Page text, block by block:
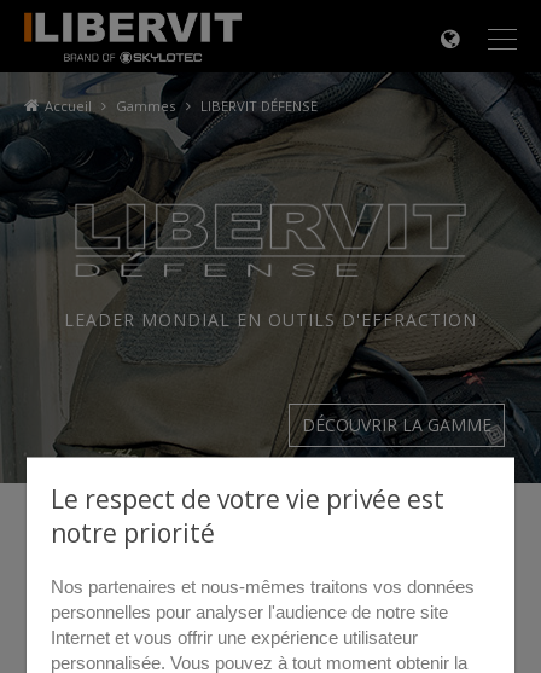
LEADER MONDIAL EN OUTILS D'EFFRACTION
DÉCOUVRIR LA GAMME
Accueil Gammes LIBERVIT DÉFENSE ×
Le respect de votre vie privée est
notre priorité
Nos partenaires et nous-mêmes traitons vos données
personnelles pour analyser l'audience de notre site
Internet et vous offrir une expérience utilisateur
personnalisée. Vous pouvez à tout moment obtenir la